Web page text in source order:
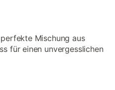
Mischung aus
für einen unvergesslichen